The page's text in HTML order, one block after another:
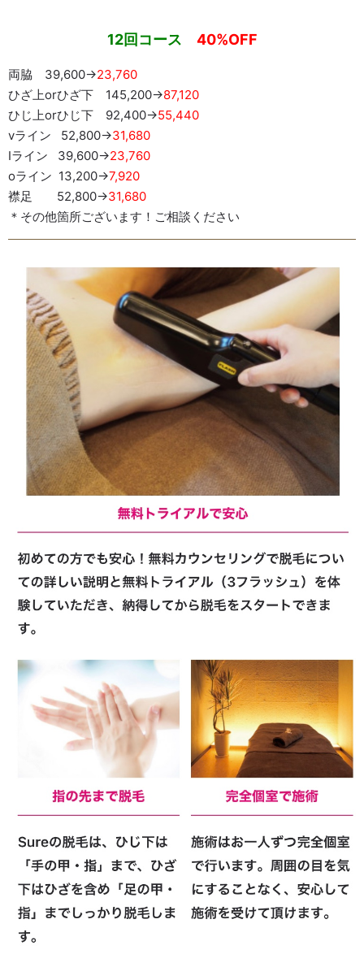
12回コース 40%OFF
両脇 39,600→23,760
ひざ上orひざ下 145,200→87,120
ひじ上orひじ下 92,400→55,440
vライン 52,800→31,680
Iライン 39,600→23,760
oライン 13,200→7,920
襟足 52,800→31,680
＊その他箇所ございます！ご相談ください